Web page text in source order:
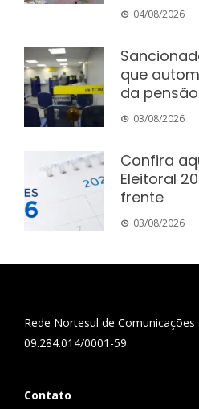
04/08/2026
que
da
03/08/2026
Confira
Eleitoral
frente
03/08/2026
Rede Nortesul de Comunicações
09.284.014/0001-59
Contato